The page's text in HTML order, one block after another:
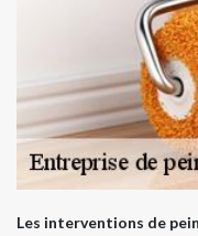
Les interventions de